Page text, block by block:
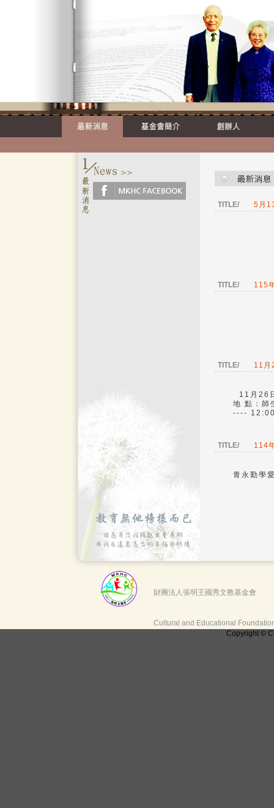
TITLE/ 5月
TITLE/ 115
TITLE/ 11月
11月26
地 點：
----
TITLE/ 114
青永勤學
財團法人張明王國秀文教基金會
Cultural and Educational
Copyright ©